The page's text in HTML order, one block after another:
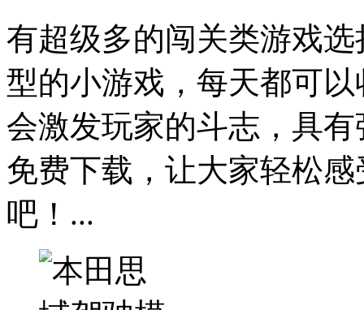
有超级多的闯关类游戏
型的小游戏，每天都可
会激发玩家的斗志，具
免费下载，让大家轻松
吧！...